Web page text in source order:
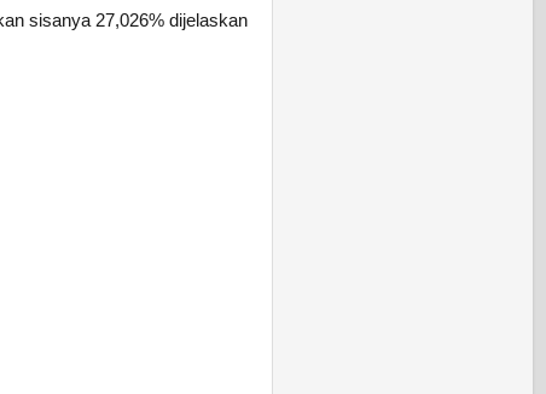
sisanya 27,026% dijelaskan